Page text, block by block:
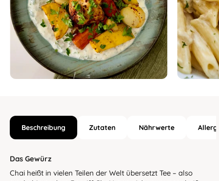
Beschreibung Zutaten Nährwerte
Das Gewürz
Chai heißt in vielen Teilen der Welt übersetzt Tee – also